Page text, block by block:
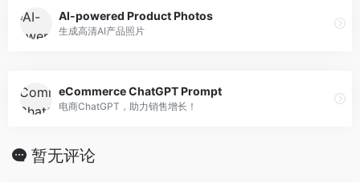
AI-powered Product Photos
生成高清AI产品照片
eCommerce ChatGPT Prompt
电商ChatGPT，助力销售增长！
暂无评论